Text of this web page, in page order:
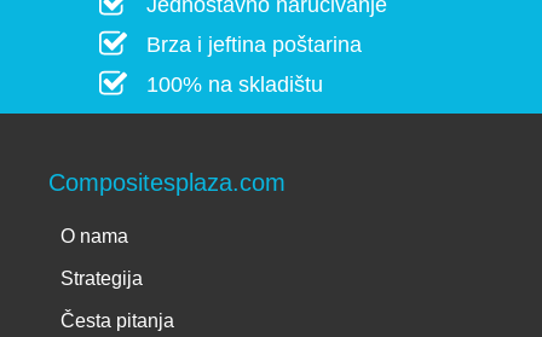
Brza i jeftina poštarina
100% na skladištu
Compositesplaza.com
O nama
Strategija
Česta pitanja